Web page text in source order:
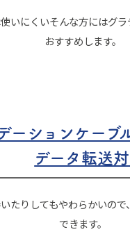
いにくいそんな方にはグ
おすすめします。
ーションケー
データ転送
たりしてもやわらかいの
できます。